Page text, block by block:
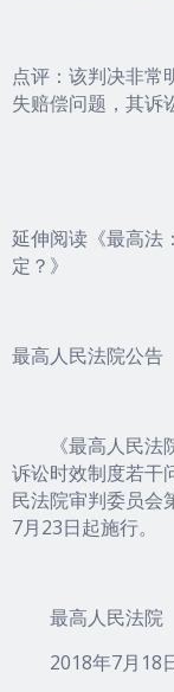
点评：该判决非常
失赔偿问题，其诉
延伸阅读《最高法
定？》
最高人民法院公告
《最高人民法院
诉讼时效制度若干
民法院审判委员会
7月23日起施行。
最高人民法院
2018年7月18